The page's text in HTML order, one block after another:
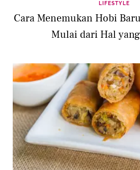
LIFESTYLE
Cara Menemukan Hobi
Mulai dari Hal